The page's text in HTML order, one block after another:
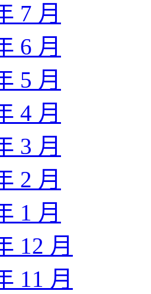
7 月
6 月
5 月
4 月
3 月
2 月
1 月
12 月
11 月